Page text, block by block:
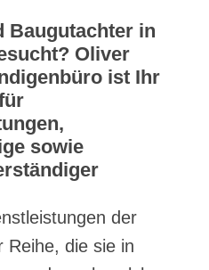
Baugutachter in
Oliver
ist Ihr
sowie
der
Reihe, die sie in